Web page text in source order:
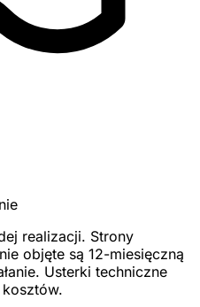
realizacji. Strony
objęte są 12-miesięczną
Usterki techniczne